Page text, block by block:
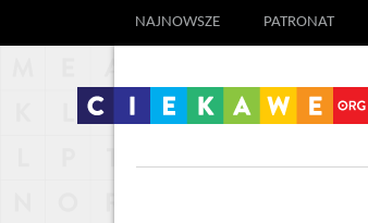
NAJNOWSZE PATRONAT